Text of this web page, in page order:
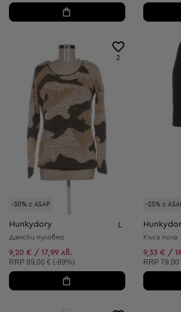
-30% с ASAP
2
Hunkydory L
Дамски пуловер
9,20 € / 17,99 лв.
Препоръчителна цена:
RRP 89,00 € (-89%)
-25% с
Къса пола
9,33 € /
RRP 79,00